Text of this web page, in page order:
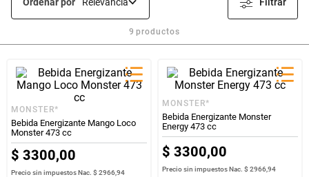
Ordenar por Relevancia Filtrar
9 productos
MONSTER*
Bebida Energizante Mango Loco
Monster 473 cc
$ 3300,00
Precio sin impuestos Nac.$ 2966,94
MONSTER*
Bebida Energizante Monster
Energy 473 cc
$ 3300,00
Precio sin impuestos Nac.$ 2966,94